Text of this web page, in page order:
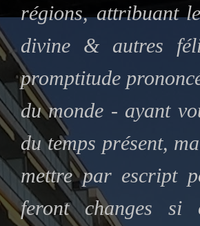
régions, attribuant
divine & autres
promptitude
du monde - ayant
du temps présent,
mettre par escript
feront changes si